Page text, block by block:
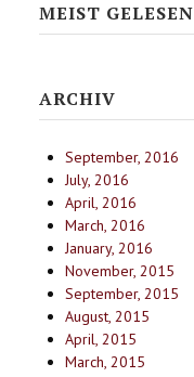
MEIST GELESEN
ARCHIV
September, 2016
July, 2016
April, 2016
March, 2016
January, 2016
November, 2015
September, 2015
August, 2015
April, 2015
March, 2015